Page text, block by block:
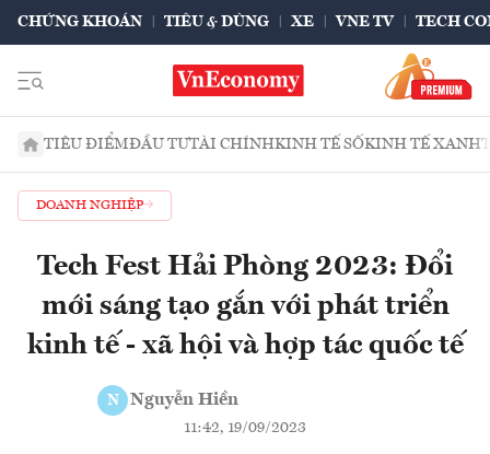
CHỨNG KHOÁN TIÊU & DÙNG XE VNE TV TECH
TIÊU ĐIỂMĐẦU TƯTÀI CHÍNHKINH TẾ SỐKINH TẾ XANH
DOANH NGHIỆP
Tech Fest Hải Phòng 2023: Đổi
mới sáng tạo gắn với phát triển
kinh tế - xã hội và hợp tác quốc tế
N Nguyễn Hiền
11:42, 19/09/2023